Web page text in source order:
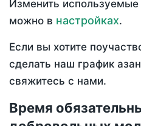
Изменить
можно в настройках.
Если вы хотите
сделать наш график
свяжитесь с нами.
Время